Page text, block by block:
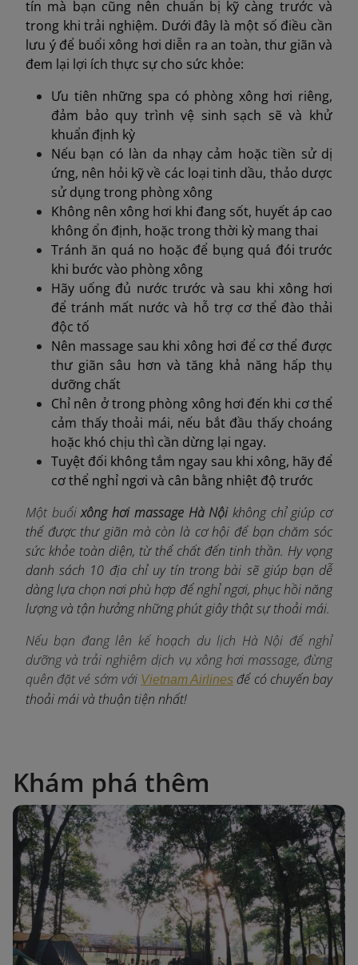
tín mà bạn cũng nên chuẩn bị kỹ càng trước và
trong khi trải nghiệm. Dưới đây là một số điều cần
lưu ý để buổi xông hơi diễn ra an toàn, thư giãn và
đem lại lợi ích thực sự cho sức khỏe:
Ưu tiên những spa có phòng xông hơi riêng,
đảm bảo quy trình vệ sinh sạch sẽ và khử
khuẩn định kỳ
Nếu bạn có làn da nhạy cảm hoặc tiền sử dị
ứng, nên hỏi kỹ về các loại tinh dầu, thảo dược
sử dụng trong phòng xông
Không nên xông hơi khi đang sốt, huyết áp cao
không ổn định, hoặc trong thời kỳ mang thai
Tránh ăn quá no hoặc để bụng quá đói trước
khi bước vào phòng xông
Hãy uống đủ nước trước và sau khi xông hơi
để tránh mất nước và hỗ trợ cơ thể đào thải
độc tố
Nên massage sau khi xông hơi để cơ thể được
thư giãn sâu hơn và tăng khả năng hấp thụ
dưỡng chất
Chỉ nên ở trong phòng xông hơi đến khi cơ thể
cảm thấy thoải mái, nếu bắt đầu thấy choáng
hoặc khó chịu thì cần dừng lại ngay.
Tuyệt đối không tắm ngay sau khi xông, hãy để
cơ thể nghỉ ngơi và cân bằng nhiệt độ trước
Một buổixông hơi massage Hà Nộikhông chỉ giúp cơ
thể được thư giãn mà còn là cơ hội để bạn chăm sóc
sức khỏe toàn diện, từ thể chất đến tinh thần. Hy vọng
danh sách 10 địa chỉ uy tín trong bài sẽ giúp bạn dễ
dàng lựa chọn nơi phù hợp để nghỉ ngơi, phục hồi năng
lượng và tận hưởng những phút giây thật sự thoải mái.
Nếu bạn đang lên kế hoạch du lịch Hà Nội để nghỉ
dưỡng và trải nghiệm dịch vụ xông hơi massage, đừng
quên đặt vé sớm với Vietnam Airlines để có chuyến bay
thoải mái và thuận tiện nhất!
Khám phá thêm